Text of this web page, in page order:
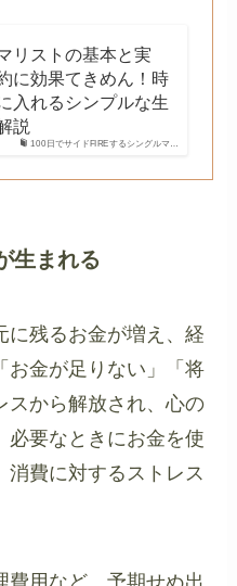
100日でサイドFIREするシングルマ…
リストの基本と実
に効果てきめん！時
入れるシンプルな生
説
生まれる
に残るお金が増え、経
お金が足りない」「将
スから解放され、心の
必要なときにお金を使
消費に対するストレス
費用など、予期せぬ出